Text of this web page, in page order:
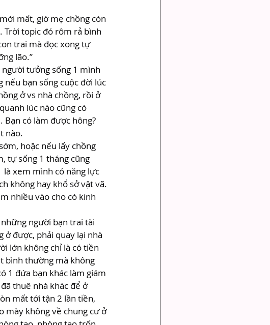
mất, giờ mẹ chồng còn
Trời topic đó rôm rả bình
trai mà đọc xong tự
lão.”
tưởng sống 1 mình
nếu bạn sống cuộc đời lúc
ở vs nhà chồng, rồi ở
lúc nào cũng có
có làm được hông?
nào.
hoặc nếu lấy chồng
tự sống 1 tháng cũng
là xem mình có năng lực
không hay khổ sở vật vã.
nhiều vào cho có kinh
người bạn trai tài
ở được, phải quay lại nhà
lớn không chỉ là có tiền
bình thường mà không
1 đứa bạn khác làm giám
thuê nhà khác để ở
mất tới tận 2 lần tiền,
mày không về chung cư ở